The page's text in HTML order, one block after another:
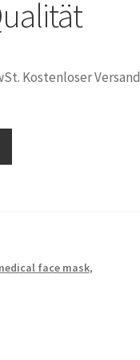
Kostenloser Versand
face mask,